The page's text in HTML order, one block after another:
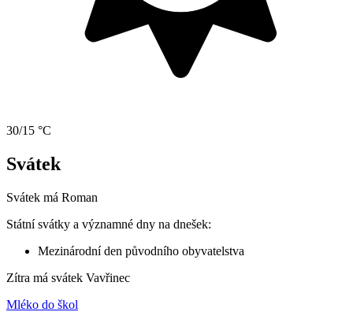
30/15 °C
Svátek
Svátek má Roman
Státní svátky a významné dny na dnešek:
Mezinárodní den původního obyvatelstva
Zítra má svátek Vavřinec
Mléko do škol